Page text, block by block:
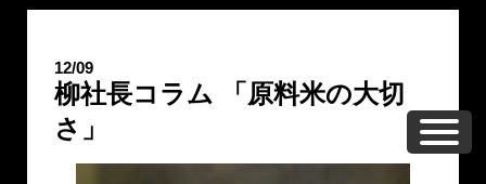
12/09
柳社長コラム 「原料米の大切
さ」